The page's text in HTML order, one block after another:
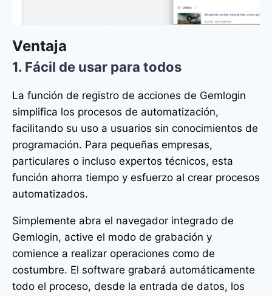
Ventaja
1. Fácil de usar para todos
La función de registro de acciones de Gemlogin
simplifica los procesos de automatización,
facilitando su uso a usuarios sin conocimientos de
programación. Para pequeñas empresas,
particulares o incluso expertos técnicos, esta
función ahorra tiempo y esfuerzo al crear procesos
automatizados.
Simplemente abra el navegador integrado de
Gemlogin, active el modo de grabación y
comience a realizar operaciones como de
costumbre. El software grabará automáticamente
todo el proceso, desde la entrada de datos, los